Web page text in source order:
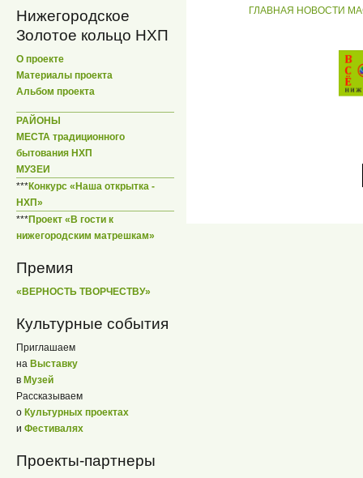
Нижегородское
Золотое кольцо НХП
О проекте
Материалы проекта
Альбом проекта
РАЙОНЫ
МЕСТА традиционного
бытования НХП
МУЗЕИ
***Конкурс «Наша открытка -
НХП»
***Проект «В гости к
нижегородским матрешкам»
Премия
«ВЕРНОСТЬ ТВОРЧЕСТВУ»
Культурные события
Приглашаем
на Выставку
в Музей
Рассказываем
о Культурных проектах
и Фестивалях
Проекты-партнеры
ГЛАВНАЯ НОВОСТИ